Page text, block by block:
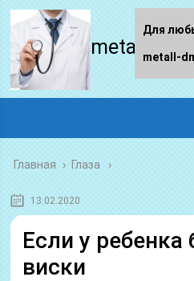
metall-
Главная › Глаза
13.02.2020
Если у ребенка
виски
Для
metall-